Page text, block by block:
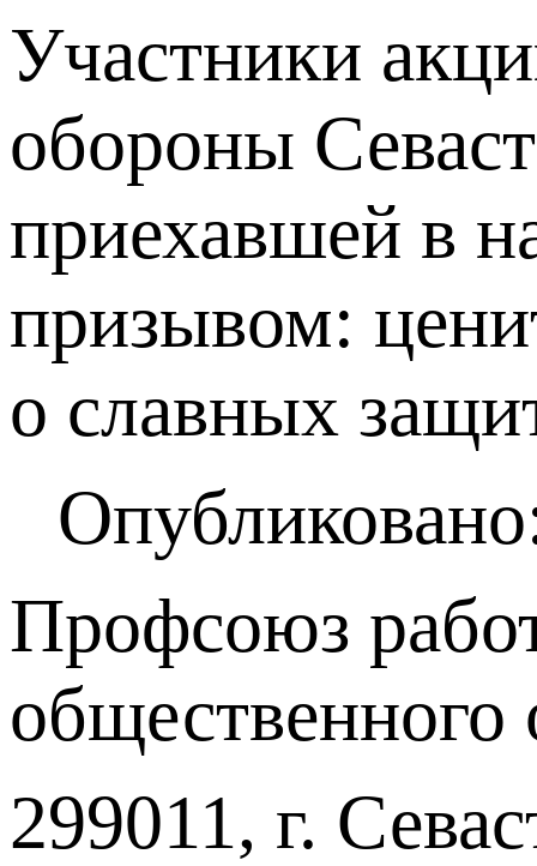
Участники
обороны
приехавшей в
призывом:
о славных
Профсоюз
299011, г.